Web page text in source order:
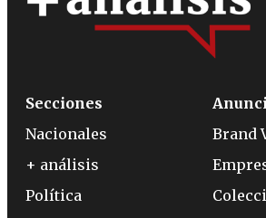
Secciones
Nacionales
+ análisis
Política
Brand